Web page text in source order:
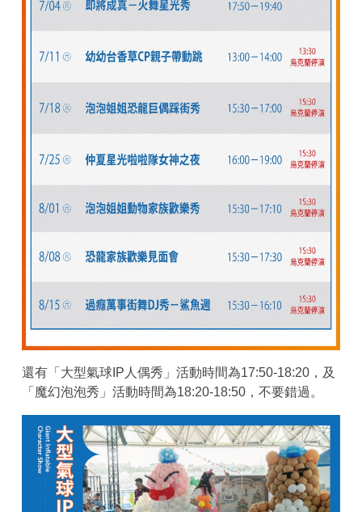
還有「大型氣球IP人偶秀」活動時間為17:50-18:20，及
「魔幻泡泡秀」活動時間為18:20-18:50，不要錯過。